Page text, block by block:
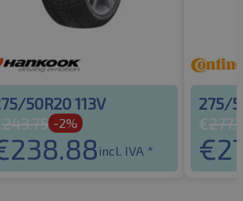
50R20 113V
243.75 -2%
238.88 incl. IVA *
275/
€277.71
€